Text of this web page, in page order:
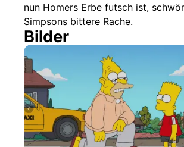
nun Homers Erbe futsch ist,
Simpsons bittere Rache.
Bilder